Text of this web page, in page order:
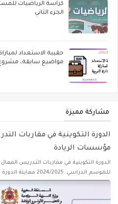
الجزء الثاني
مواضيع سابقة،
مشاركة مميزة
مؤسسات الريادة
الدورة التكوينية في مقاربات التدريس
للموسم الدراسي 2024/2025 معاينة الدورة التكوينية كاملة